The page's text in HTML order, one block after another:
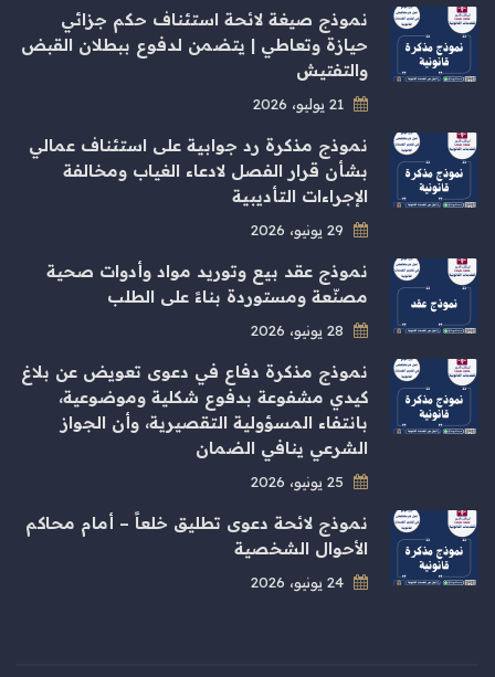
نموذج صيغة لائحة استئناف حكم جزائي
حيازة وتعاطي | يتضمن لدفوع ببطلان القبض
والتفتيش
نموذج مذكرة رد جوابية على استئناف عمالي
بشأن قرار الفصل لادعاء الغياب ومخالفة
الإجراءات التأديبية
نموذج عقد بيع وتوريد مواد وأدوات صحية
مصنّعة ومستوردة بناءً على الطلب
نموذج مذكرة دفاع في دعوى تعويض عن بلاغ
كيدي مشفوعة بدفوع شكلية وموضوعية،
بانتفاء المسؤولية التقصيرية، وأن الجواز
الشرعي ينافي الضمان
نموذج لائحة دعوى تطليق خلعاً – أمام محاكم
الأحوال الشخصية